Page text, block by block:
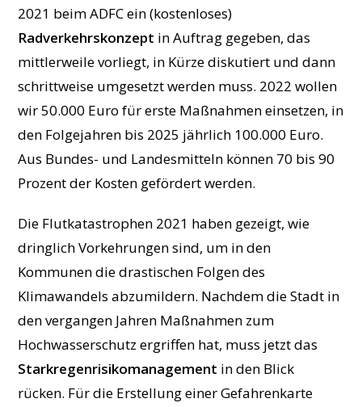
2021 beim ADFC ein (kostenloses)
Radverkehrskonzept in Auftrag gegeben, das
mittlerweile vorliegt, in Kürze diskutiert und dann
schrittweise umgesetzt werden muss. 2022 wollen
wir 50.000 Euro für erste Maßnahmen einsetzen, in
den Folgejahren bis 2025 jährlich 100.000 Euro.
Aus Bundes- und Landesmitteln können 70 bis 90
Prozent der Kosten gefördert werden.
Die Flutkatastrophen 2021 haben gezeigt, wie
dringlich Vorkehrungen sind, um in den
Kommunen die drastischen Folgen des
Klimawandels abzumildern. Nachdem die Stadt in
den vergangen Jahren Maßnahmen zum
Hochwasserschutz ergriffen hat, muss jetzt das
Starkregenrisikomanagement in den Blick
rücken. Für die Erstellung einer Gefahrenkarte